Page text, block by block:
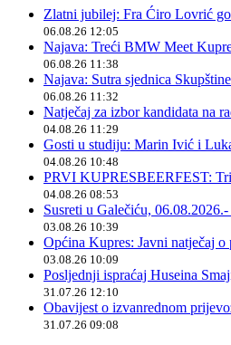
Zlatni jubilej: Fra Ćiro Lovrić
06.08.26 12:05
Najava: Treći BMW Meet
06.08.26 11:38
Najava: Sutra sjednica
06.08.26 11:32
Natječaj za izbor kandidata na
04.08.26 11:29
Gosti u studiju: Marin Ivić i
04.08.26 10:48
PRVI KUPRESBEERFEST: Tri
04.08.26 08:53
Susreti u Galečiću,
03.08.26 10:39
Općina Kupres: Javni natječaj
03.08.26 10:09
Posljednji ispraćaj Huseina
31.07.26 12:10
Obavijest o izvanrednom
31.07.26 09:08